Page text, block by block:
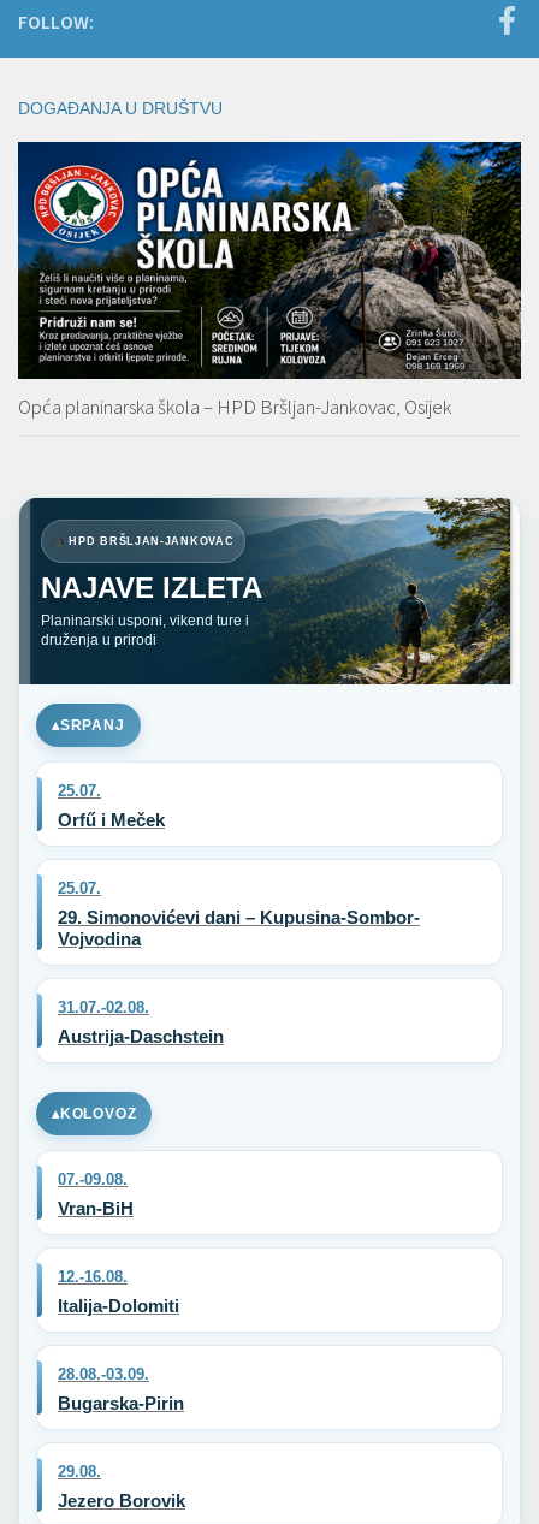
FOLLOW:
DOGAĐANJA U DRUŠTVU
Opća planinarska škola – HPD Bršljan-Jankovac, Osijek
HPD BRŠLJAN-JANKOVAC
NAJAVE IZLETA
Planinarski usponi, vikend ture i
druženja u prirodi
SRPANJ
25.07.
Orfű i Meček
25.07.
29. Simonovićevi dani – Kupusina-Sombor-
Vojvodina
31.07.-02.08.
Austrija-Daschstein
KOLOVOZ
07.-09.08.
Vran-BiH
12.-16.08.
Italija-Dolomiti
28.08.-03.09.
Bugarska-Pirin
29.08.
Jezero Borovik